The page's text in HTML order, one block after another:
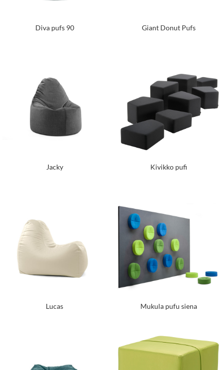
Diva pufs 90 Giant Donut Pufs
Jacky Kivikko pufi
Lucas Mukula pufu siena